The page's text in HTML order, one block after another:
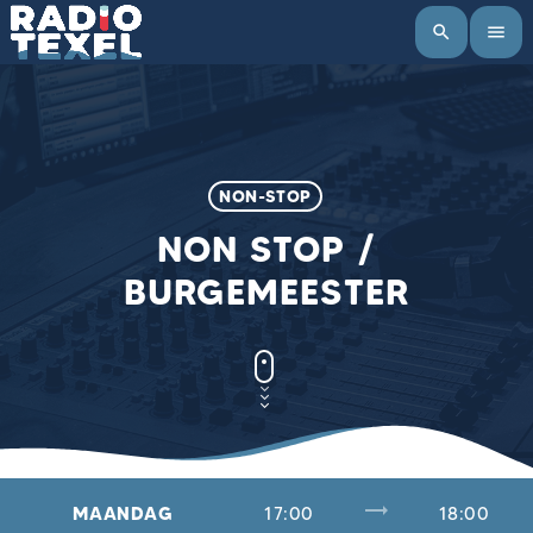
search menu
NON-STOP
NON STOP /
BURGEMEESTER
MAANDAG 17:00 trending_flat 18:00